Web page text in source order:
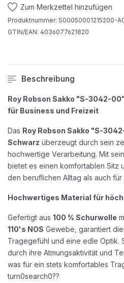
Zum Merkzettel hinzufügen
Produktnummer: S00050001215200-
GTIN/EAN: 4036077621820
Beschreibung
Roy Robson Sakko "S-3042-
für Business und Freizeit
Das Roy Robson Sakko "S-
Schwarz überzeugt durch sein
hochwertige Verarbeitung. Mit
bietet es einen komfortablen Sitz
den beruflichen Alltag als auch für
Hochwertiges Material für
Gefertigt aus 100 % Schurwolle
110's NOS Gewebe, garantiert
Tragegefühl und eine edle Optik.
durch ihre Atmungsaktivität und
was für ein stets komfortables
turn0search0??